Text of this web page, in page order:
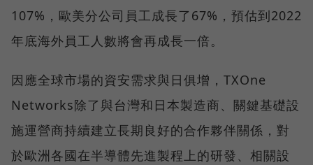
107%，歐美分公司員工成長了67%，預估到2022
年底海外員工人數將會再成長一倍。
因應全球市場的資安需求與⽇俱增，TXOne
Networks除了與台灣和⽇本製造商、關鍵基礎設
施運營商持續建立長期良好的合作夥伴關係，對
於歐洲各國在半導體先進製程上的研發、相關設